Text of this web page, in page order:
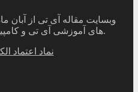
های آموزشی آی تی و کامپیوتر شروع به فعالیت کرده است.